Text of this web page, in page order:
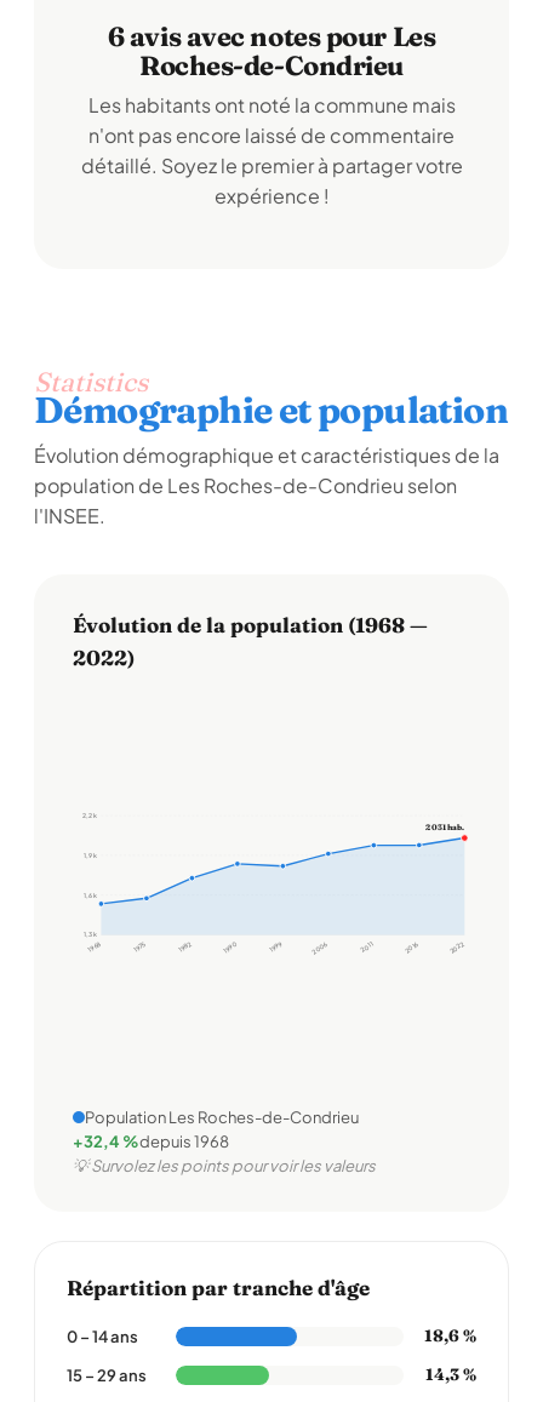
6 avis avec notes pour Les
Roches-de-Condrieu
Les habitants ont noté la commune mais
n'ont pas encore laissé de commentaire
détaillé. Soyez le premier à partager votre
expérience !
Statistics
Démographie et population
Évolution démographique et caractéristiques de la
population de Les Roches-de-Condrieu selon
l'INSEE.
Évolution de la population (1968 —
2022)
1,3 k
1,6 k
1,9 k
2,2 k
1968 1975 1982 1990 1999 2006 2011 2016 2022
2 031 hab.
Population Les Roches-de-Condrieu
+32,4 %depuis 1968
💡 Survolez les points pour voir les valeurs
Répartition par tranche d'âge
0 – 14 ans 18,6 %
15 – 29 ans 14,3 %